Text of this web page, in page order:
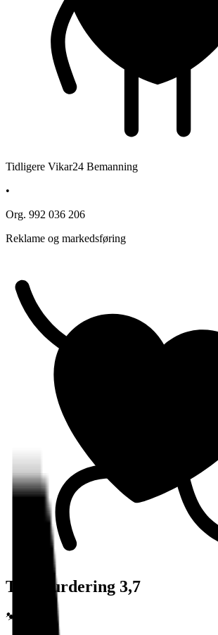
Tidligere Vikar24 Bemanning
•
Org. 992 036 206
Reklame og markedsføring
Totalvurdering 3,7